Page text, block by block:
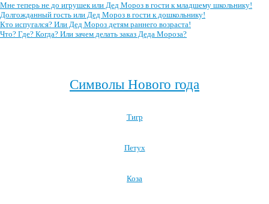
Мне теперь не до игрушек или Дед Мороз в гости к младшему школьнику!
Долгожданный гость или Дед Мороз в гости к дошкольнику!
Кто испугался? Или Дед Мороз детям раннего возраста!
Что? Где? Когда? Или зачем делать заказ Деда Мороза?
Символы Нового года
Тигр
Петух
Коза